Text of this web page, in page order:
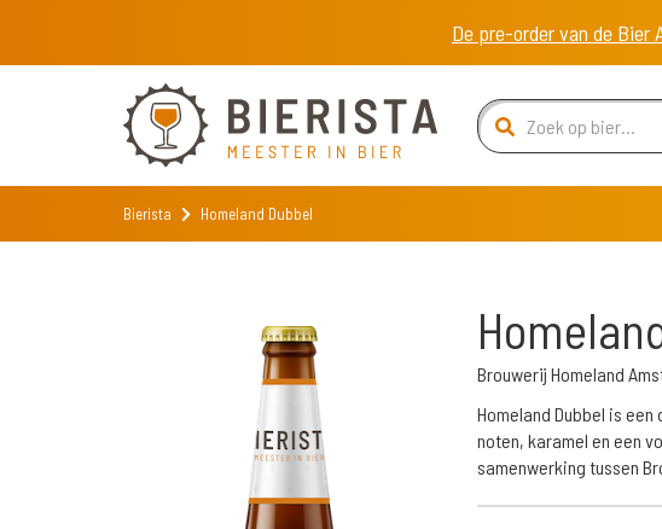
De pre-order van de
Bierista Homeland Dubbel
Brouwerij Homeland
Homeland Dubbel is
noten, karamel en een
samenwerking tussen